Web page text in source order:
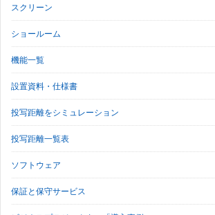
スクリーン
ショールーム
機能一覧
設置資料・仕様書
投写距離をシミュレーション
投写距離一覧表
ソフトウェア
保証と保守サービス